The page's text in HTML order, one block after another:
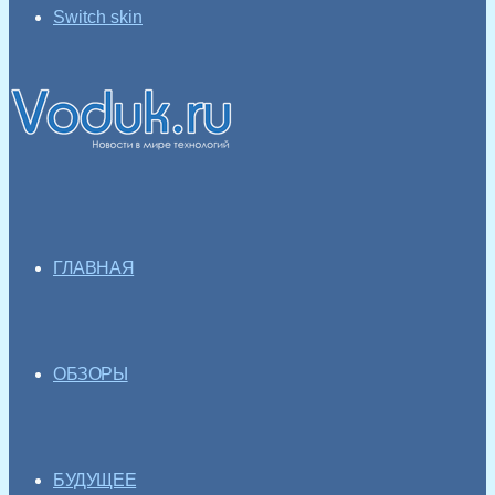
Switch skin
ГЛАВНАЯ
ОБЗОРЫ
БУДУЩЕЕ